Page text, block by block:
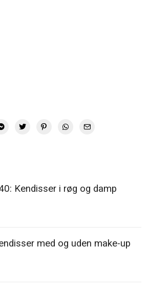
Kendisser i røg og damp
med og uden make-up